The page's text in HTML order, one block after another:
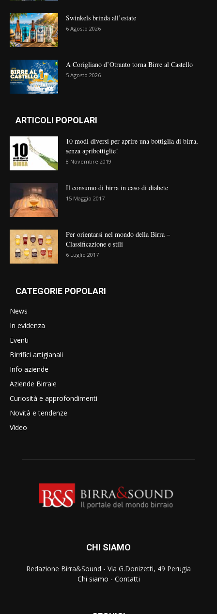
Swinkels brinda all’estate
6 Agosto 2026
A Corigliano d’Otranto torna Birre al Castello
5 Agosto 2026
ARTICOLI POPOLARI
10 modi diversi per aprire una bottiglia di birra,
senza apribottiglie!
8 Novembre 2019
Il consumo di birra in caso di diabete
15 Maggio 2017
Per orientarsi nel mondo della Birra –
Classificazione e stili
6 Luglio 2017
CATEGORIE POPOLARI
News
In evidenza
Eventi
Birrifici artigianali
Info aziende
Aziende Birraie
Curiosità e approfondimenti
Novità e tendenze
Video
CHI SIAMO
Redazione Birra&Sound - Via G.Donizetti, 49 Perugia
Chi siamo - Contatti